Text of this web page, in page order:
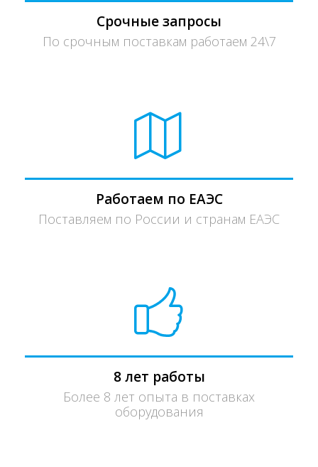
Срочные запросы
По срочным поставкам работаем 24\7
Работаем по ЕАЭС
Поставляем по России и странам ЕАЭС
8 лет работы
Более 8 лет опыта в поставках
оборудования